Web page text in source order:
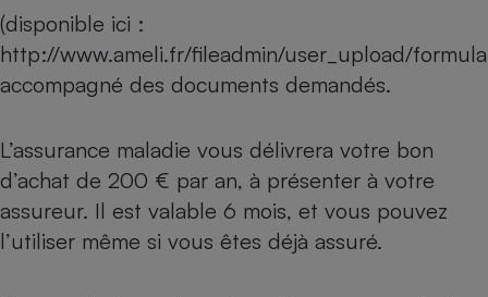
(disponible ici :
http://www.ameli.fr/fileadmin/user_upload/
accompagné des documents demandés.
L’assurance maladie vous délivrera votre bon
d’achat de 200 € par an, à présenter à votre
assureur. Il est valable 6 mois, et vous pouvez
l’utiliser même si vous êtes déjà assuré.
Cafetière à expressos